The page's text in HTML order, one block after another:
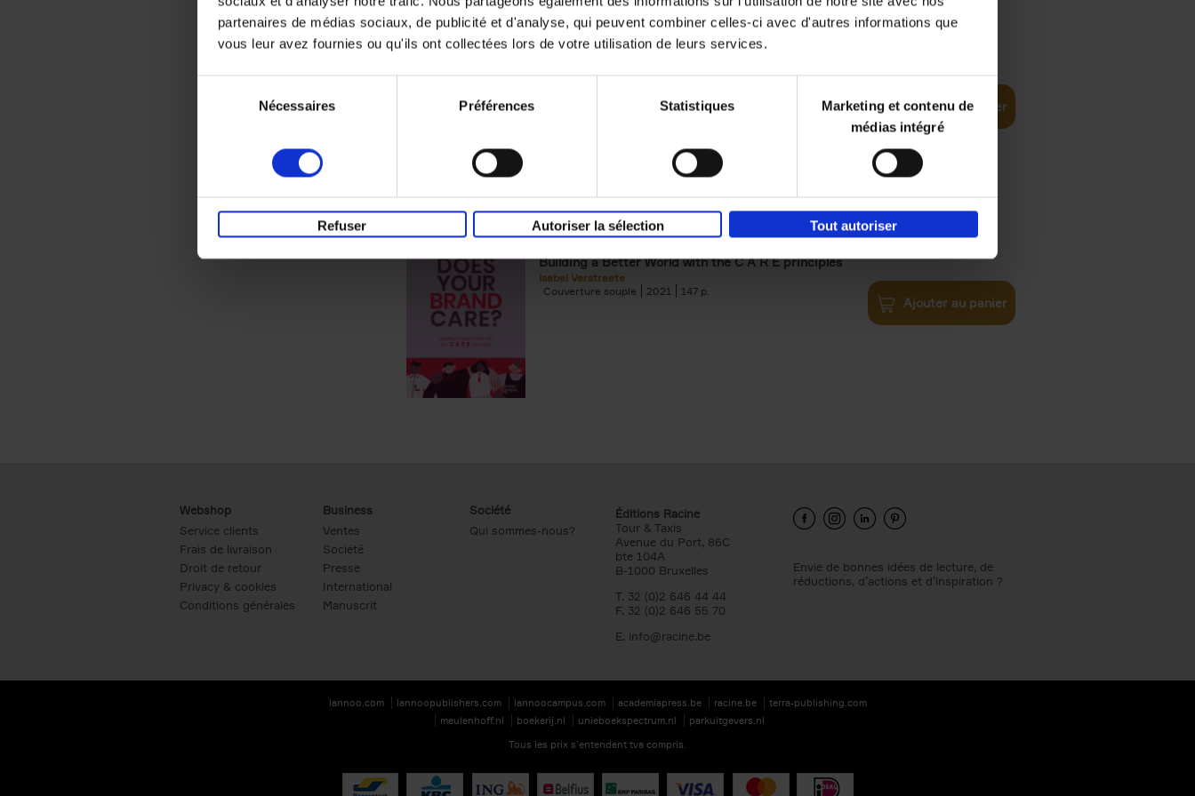
partenaires de médias sociaux, de publicité et d'analyse, qui peuvent combiner celles-ci avec d'autres informations que
vous leur avez fournies ou qu'ils ont collectées lors de votre utilisation de leurs services.
Nécessaires Préférences Statistiques
Marketing et contenu de
médias intégré
Refuser Autoriser la sélection Tout autoriser
Digital marketing like a PRO -
completely revised edition
Ajouter au panier
Does Your Brand Care?
Building a Better World with the C A R E principles
Isabel Verstraete
Couverture souple
2021 147
€34,99
Ajouter au panier
Webshop
Service clients
Frais de livraison
Droit de retour
Privacy & cookies
Conditions générales
Business
Ventes
Société
Presse
International
Manuscrit
Société
Qui sommes-nous?
Éditions Racine
Tour & Taxis
Avenue du Port, 86C
bte 104A
B-1000 Bruxelles
T. 32 (0)2 646 44 44
F. 32 (0)2 646 55 70
E. info@racine.be
Envie de bonnes idées de lecture, de
réductions, d’actions et d’inspiration ?
lannoo.com lannoopublishers.com lannoocampus.com academiapress.be racine.be
terra-publishing.com
meulenhoff.nl
boekerij.nl unieboekspectrum.nl
parkuitgevers.nl
Tous les prix s’entendent tva compris.